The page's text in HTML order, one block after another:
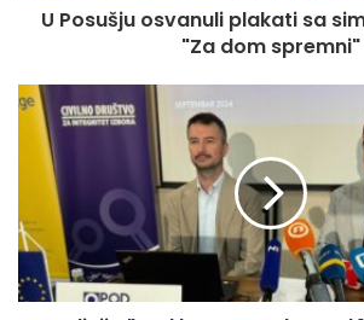
U Posušju osvanuli plakati sa
"Za dom spremni"